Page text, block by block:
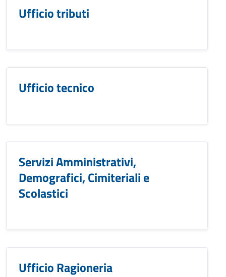
Ufficio tributi
Ufficio tecnico
Servizi Amministrativi,
Demografici, Cimiteriali e
Scolastici
Ufficio Ragioneria